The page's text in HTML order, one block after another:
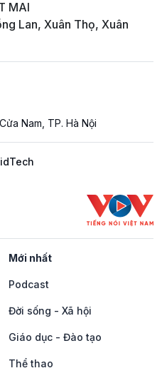
MAI
Lan, Xuân Thọ, Xuân
Nam, TP. Hà Nội
Mới nhất
Podcast
Đời sống - Xã hội
Giáo dục - Đào tạo
Thể thao